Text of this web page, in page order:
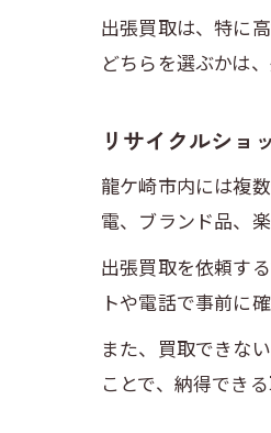
出張買取は、特に
どちらを選ぶかは
リサイクルショ
龍ケ崎市内には複
電、ブランド品、
出張買取を依頼す
トや電話で事前に
また、買取できな
ことで、納得でき